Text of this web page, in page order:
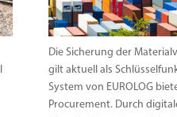
Die Sicherung der
gilt aktuell als
System von EUROLOG
Procurement. Durch